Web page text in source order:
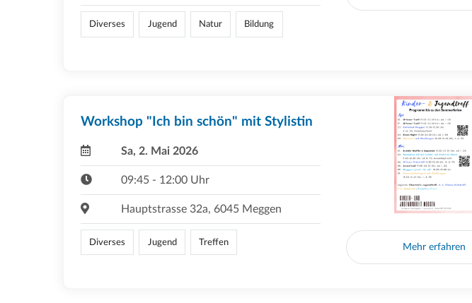
Diverses Jugend Natur Bildung
Workshop "Ich bin schön" mit Stylistin
Sa, 2. Mai 2026
09:45 - 12:00 Uhr
Hauptstrasse 32a, 6045 Meggen
Diverses Jugend Treffen Mehr erfahren